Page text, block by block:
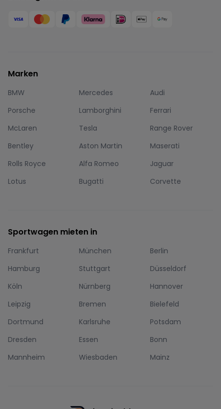
Marken
BMW Mercedes
Audi
Porsche
Lamborghini
Ferrari
McLaren
Tesla
Range Rover
Bentley
Aston Martin
Maserati
Rolls Royce
Alfa Romeo
Jaguar
Lotus
Bugatti Corvette
Sportwagen mieten in
Frankfurt München
Berlin
Hamburg
Stuttgart
Düsseldorf
Köln
Nürnberg
Hannover
Leipzig
Bremen
Bielefeld
Dortmund
Karlsruhe
Potsdam
Dresden
Essen
Bonn
Mannheim
Wiesbaden Mainz